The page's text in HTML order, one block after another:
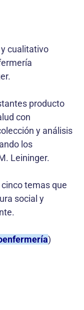
cualitativo
producto
con
y análisis
los
Leininger.
temas que
social y
)